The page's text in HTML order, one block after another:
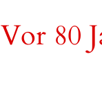
Vor 80